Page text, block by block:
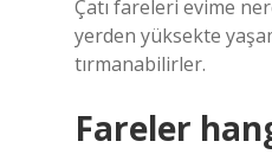
Çatı fareleri evime
yerden yüksekte
tırmanabilirler.
Fareler